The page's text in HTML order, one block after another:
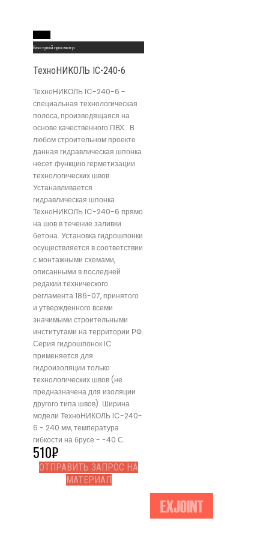
Быстрый просмотр
ТехноНИКОЛЬ IC-240-6
ТехноНИКОЛЬ IC-240-6 -
специальная технологическая
полоса, производящаяся на
основе качественного ПВХ . В
любом строительном проекте
данная гидравлическая шпонка
несет функцию герметизации
технологических швов.
Устанавливается
гидравлическая шпонка
ТехноНИКОЛЬ IC-240-6 прямо
на шов в течение заливки
бетона. Установка гидрошпонки
осуществляется в соответствии
с монтажными схемами,
описанными в последней
редакии технического
регламента 186-07, принятого
и утвержденного всеми
значимыми строительными
институтами на территории РФ.
Серия гидрошпонок IC
применяется для
гидроизоляции только
технологических швов (не
предназначена для изоляции
другого типа швов). Ширина
модели ТехноНИКОЛЬ IC-240-
6 - 240 мм, температура
гибкости на брусе - -40 С.
510₽
ОТПРАВИТЬ ЗАПРОС НА
МАТЕРИАЛ